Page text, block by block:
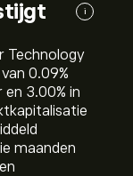
i
Technology
‎0.09‎%
‎3.00‎% in
maanden